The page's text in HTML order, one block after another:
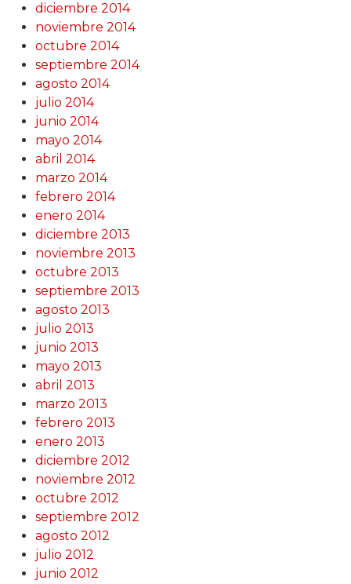
diciembre 2014
noviembre 2014
octubre 2014
septiembre 2014
agosto 2014
julio 2014
junio 2014
mayo 2014
abril 2014
marzo 2014
febrero 2014
enero 2014
diciembre 2013
noviembre 2013
octubre 2013
septiembre 2013
agosto 2013
julio 2013
junio 2013
mayo 2013
abril 2013
marzo 2013
febrero 2013
enero 2013
diciembre 2012
noviembre 2012
octubre 2012
septiembre 2012
agosto 2012
julio 2012
junio 2012